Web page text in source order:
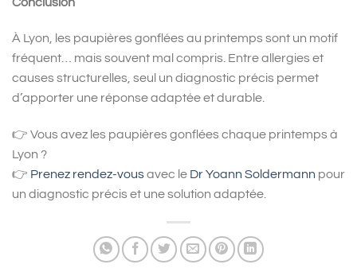
À Lyon, les paupières gonflées au printemps sont un motif
fréquent… mais souvent mal compris. Entre allergies et
causes structurelles, seul un diagnostic précis permet
d’apporter une réponse adaptée et durable.
👉 Vous avez les paupières gonflées chaque printemps à
Lyon ?
👉 Prenez rendez-vousavec le Dr Yoann Soldermann pour
un diagnostic précis et une solution adaptée.